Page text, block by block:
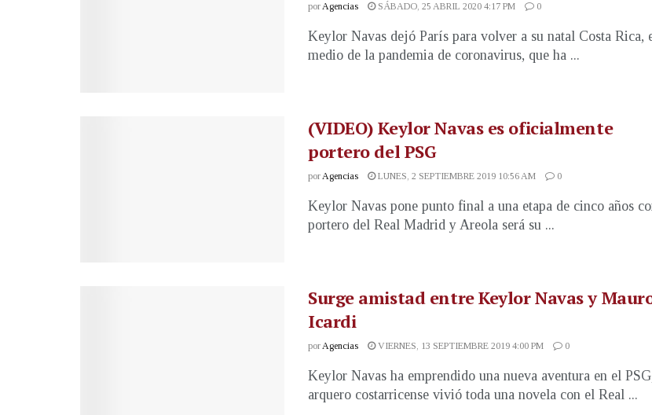
porAgencias SÁBADO, 25 ABRIL 2020 4:17 PM 0
Keylor Navas dejó París para volver a su natal Costa Rica,
medio de la pandemia de coronavirus, que ha ...
(VIDEO) Keylor Navas es oficialmente
portero del PSG
porAgencias LUNES, 2 SEPTIEMBRE 2019 10:56 AM 0
Keylor Navas pone punto final a una etapa de cinco años
portero del Real Madrid y Areola será su ...
Surge amistad entre Keylor Navas y
Icardi
porAgencias VIERNES, 13 SEPTIEMBRE 2019 4:00 PM 0
Keylor Navas ha emprendido una nueva aventura en el
arquero costarricense vivió toda una novela con el Real ...